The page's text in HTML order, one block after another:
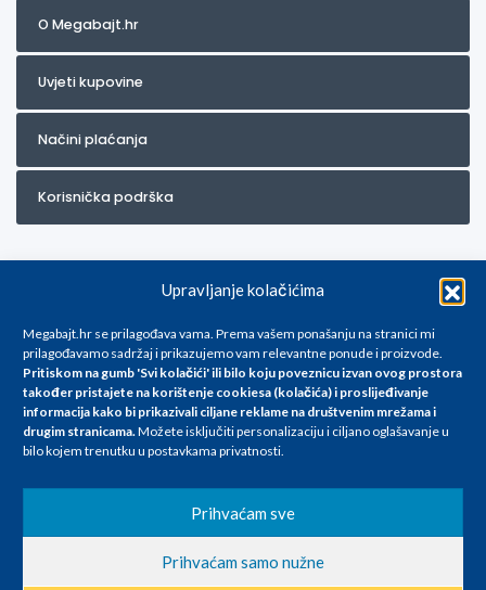
Upravljanje kolačićima
Megabajt.hr se prilagođava vama. Prema vašem ponašanju na stranici mi
prilagođavamo sadržaj i prikazujemo vam relevantne ponude i proizvode.
Pritiskom na gumb 'Svi kolačići' ili bilo koju poveznicu izvan ovog prostora
također pristajete na korištenje cookiesa (kolačića) i proslijeđivanje
informacija kako bi prikazivali ciljane reklame na društvenim mrežama i
drugim stranicama.Možete isključiti personalizaciju i ciljano oglašavanje u
bilo kojem trenutku u postavkama privatnosti.
Prihvaćam sve
Prihvaćam samo nužne
O Megabajt.hr
Uvjeti kupovine
Načini plaćanja
Korisnička podrška
Za artikle kojih trenutno nema u ponudi obratite nam se na
info@megabajt.hr. Sve cijene su informativnog karaktera i podložne su
promjenama, a
iskazane su za avansno plaćanje(gotovina) u Eurima i uključuju PDV. Sve
se razlikovati od cijena u našim poslovnicama. Trudimo se dati što bolji
i točniji opis i sliku. Unatoč tome, ne možemo garantirati da su svi
nastale u opisu proizvoda, greške prilikom štampanja te promjene